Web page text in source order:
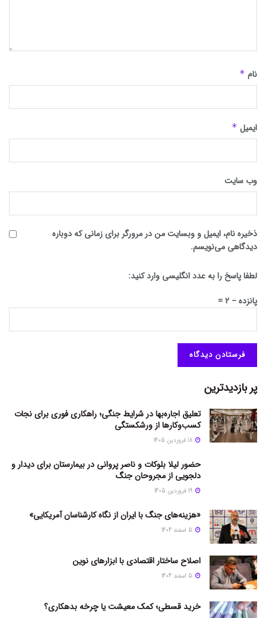
نام *
ایمیل *
وب‌ سایت
ذخیره نام، ایمیل و وبسایت من در مرورگر برای زمانی که دوباره
دیدگاهی می‌نویسم.
لطفا پاسخ را به عدد انگلیسی وارد کنید:
پانزده − 2 =
پر بازدیدترین
تعلیق اجاره‌بها در شرایط جنگی؛ راهکاری فوری برای نجات
کسب‌وکارها از ورشکستگی
حضور لیلا بلوکات و ناصر پروانی در بیمارستان برای دیدار و
دلجویی از مجروحان جنگ
«هزینه‌های جنگ با ایران از نگاه کارشناسان آمریکایی»
اصلاح ساختار اقتصادی با ابزارهای نوین
خرید قسطی؛ کمک معیشت یا چرخه بدهکاری؟